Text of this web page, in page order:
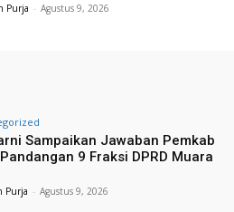
Purja - Agustus 9, 2026
Sampaikan Jawaban Pemkab
9 Fraksi DPRD Muara
Purja - Agustus 9, 2026